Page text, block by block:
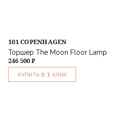
101 COPENHAGEN
Торшер The Moon Floor Lamp
246 500 ₽
КУПИТЬ В 1 КЛИК